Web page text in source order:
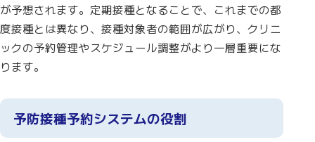
が予想されます。定期接種となることで、これまでの都
度接種とは異なり、接種対象者の範囲が広がり、クリニ
ックの予約管理やスケジュール調整がより一層重要にな
ります。
予防接種予約システムの役割